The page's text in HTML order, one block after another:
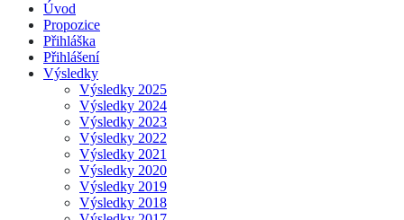
Úvod
Propozice
Přihláška
Přihlášení
Výsledky
Výsledky 2025
Výsledky 2024
Výsledky 2023
Výsledky 2022
Výsledky 2021
Výsledky 2020
Výsledky 2019
Výsledky 2018